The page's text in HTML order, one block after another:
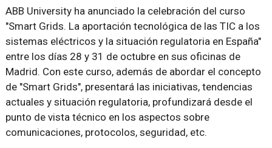
ABB University ha anunciado la celebración del curso
"Smart Grids. La aportación tecnológica de las TIC a los
sistemas eléctricos y la situación regulatoria en España"
entre los días 28 y 31 de octubre en sus oficinas de
Madrid. Con este curso, además de abordar el concepto
de "Smart Grids", presentará las iniciativas, tendencias
actuales y situación regulatoria, profundizará desde el
punto de vista técnico en los aspectos sobre
comunicaciones, protocolos, seguridad, etc.